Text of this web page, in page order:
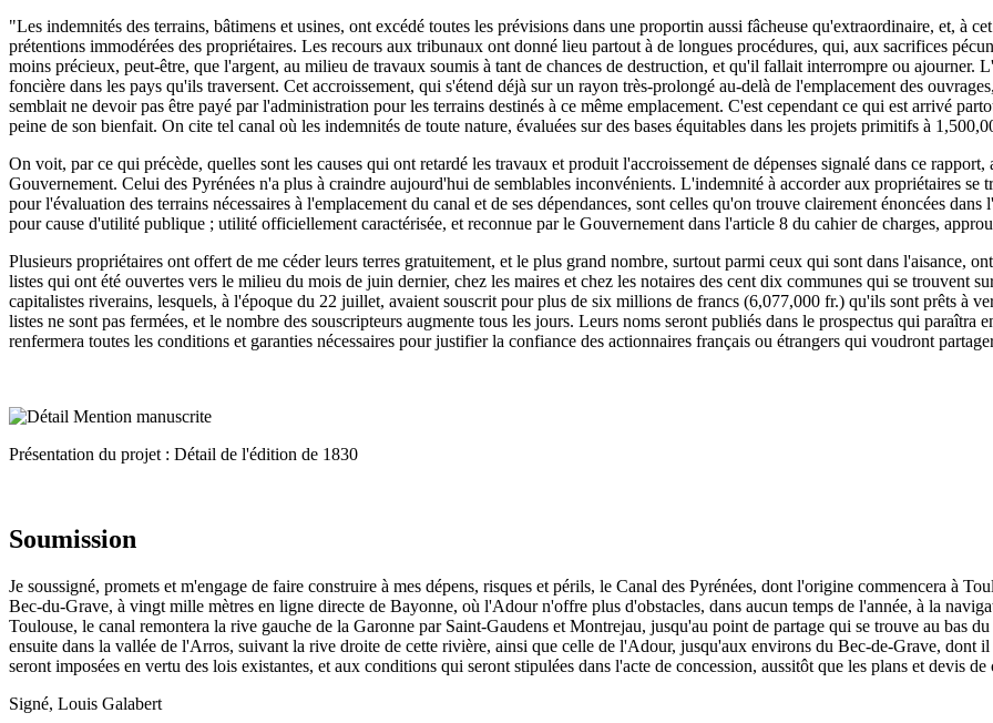
"Les indemnités des terrains, bâtimens et usines, ont excédé toutes les prévisions dans une proportin aussi fâcheuse qu'extraordinaire, et, à
prétentions immodérées des propriétaires. Les recours aux tribunaux ont donné lieu partout à de longues procédures, qui, aux sacrifices
moins précieux, peut-être, que l'argent, au milieu de travaux soumis à tant de chances de destruction, et qu'il fallait interrompre ou ajourner.
foncière dans les pays qu'ils traversent. Cet accroissement, qui s'étend déjà sur un rayon très-prolongé au-delà de l'emplacement des
semblait ne devoir pas être payé par l'administration pour les terrains destinés à ce même emplacement. C'est cependant ce qui est arrivé
peine de son bienfait. On cite tel canal où les indemnités de toute nature, évaluées sur des bases équitables dans les projets primitifs à
On voit, par ce qui précède, quelles sont les causes qui ont retardé les travaux et produit l'accroissement de dépenses signalé dans ce
Gouvernement. Celui des Pyrénées n'a plus à craindre aujourd'hui de semblables inconvénients. L'indemnité à accorder aux propriétaires se
pour l'évaluation des terrains nécessaires à l'emplacement du canal et de ses dépendances, sont celles qu'on trouve clairement énoncées
pour cause d'utilité publique ; utilité officiellement caractérisée, et reconnue par le Gouvernement dans l'article 8 du cahier de charges,
Plusieurs propriétaires ont offert de me céder leurs terres gratuitement, et le plus grand nombre, surtout parmi ceux qui sont dans l'aisance,
listes qui ont été ouvertes vers le milieu du mois de juin dernier, chez les maires et chez les notaires des cent dix communes qui se trouvent
capitalistes riverains, lesquels, à l'époque du 22 juillet, avaient souscrit pour plus de six millions de francs (6,077,000 fr.) qu'ils sont prêts à
listes ne sont pas fermées, et le nombre des souscripteurs augmente tous les jours. Leurs noms seront publiés dans le prospectus qui
renfermera toutes les conditions et garanties nécessaires pour justifier la confiance des actionnaires français ou étrangers qui voudront
Présentation du projet : Détail de l'édition de 1830
Soumission
Je soussigné, promets et m'engage de faire construire à mes dépens, risques et périls, le Canal des Pyrénées, dont l'origine commencera à
Bec-du-Grave, à vingt mille mètres en ligne directe de Bayonne, où l'Adour n'offre plus d'obstacles, dans aucun temps de l'année, à la
Toulouse, le canal remontera la rive gauche de la Garonne par Saint-Gaudens et Montrejau, jusqu'au point de partage qui se trouve au bas
ensuite dans la vallée de l'Arros, suivant la rive droite de cette rivière, ainsi que celle de l'Adour, jusqu'aux environs du Bec-de-Grave, dont
seront imposées en vertu des lois existantes, et aux conditions qui seront stipulées dans l'acte de concession, aussitôt que les plans et devis
Signé, Louis Galabert